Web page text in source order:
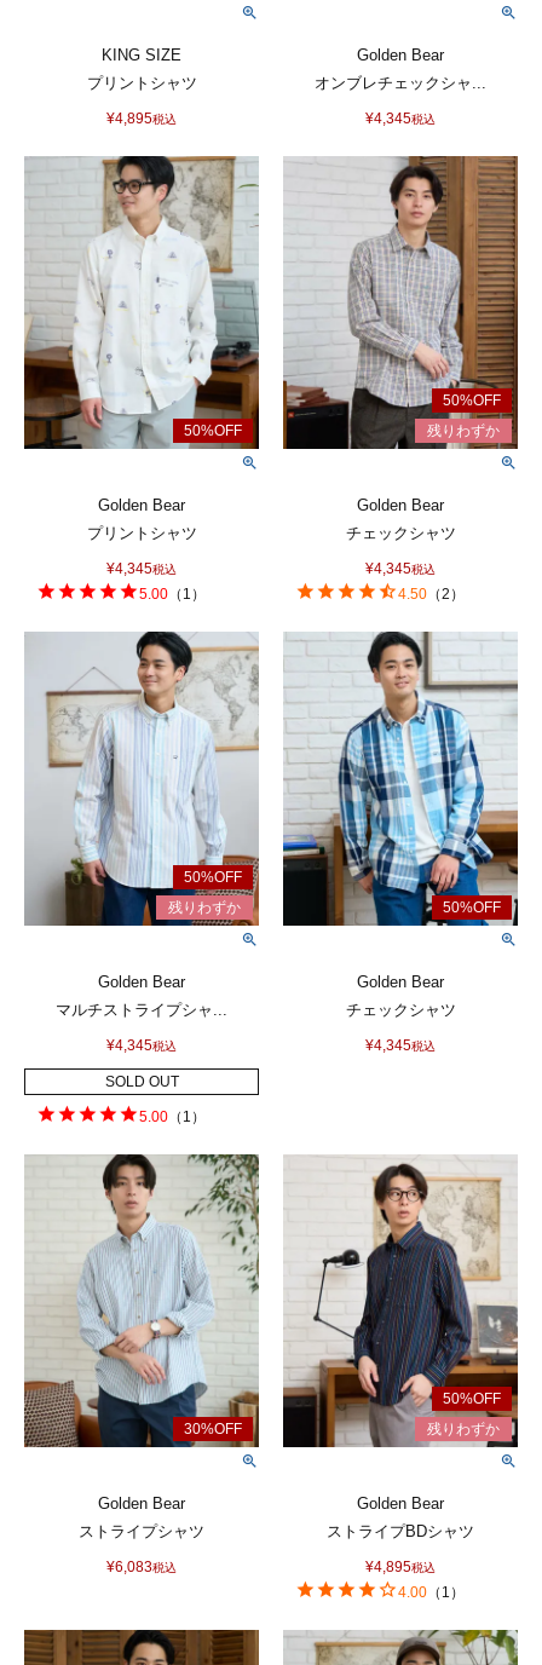
KING SIZE
プリントシャツ
¥4,895税込
Golden Bear
オンブレチェックシャ...
¥4,345税込
Golden Bear
プリントシャツ
¥4,345税込
5.00 （ 1 ）
Golden Bear
チェックシャツ
¥4,345税込
4.50 （2 ）
Golden Bear
マルチストライプシャ...
¥4,345税込
SOLD OUT
5.00 （ 1 ）
Golden Bear
チェックシャツ
¥4,345税込
Golden Bear
ストライプシャツ
¥6,083税込
Golden Bear
ストライプBDシャツ
¥4,895税込
4.00 （ 1 ）